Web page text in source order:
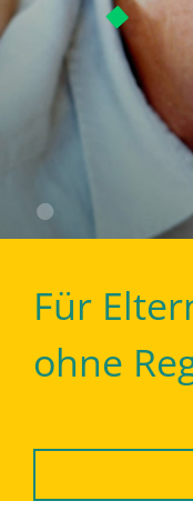
Für
ohne